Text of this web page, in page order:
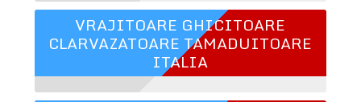
VRAJITOARE GHICITOARE
CLARVAZATOARE TAMADUITOARE
ITALIA